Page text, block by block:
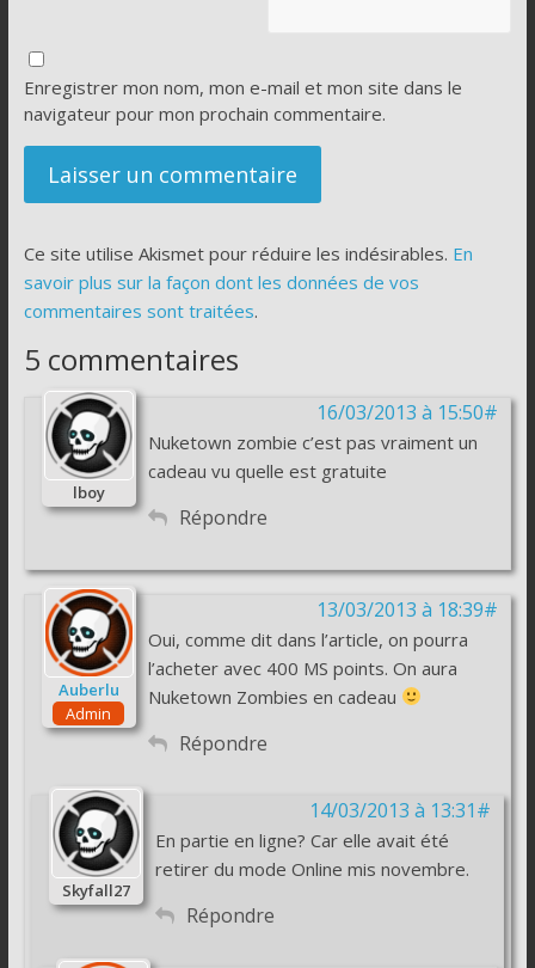
Enregistrer mon nom, mon e-mail et mon site dans le
navigateur pour mon prochain commentaire.
Ce site utilise Akismet pour réduire les indésirables. En
savoir plus sur la façon dont les données de vos
commentaires sont traitées.
5 commentaires
16/03/2013 à 15:50#
lboy
Nuketown zombie c’est pas vraiment un
cadeau vu quelle est gratuite
Répondre
13/03/2013 à 18:39#
Auberlu
Admin
Oui, comme dit dans l’article, on pourra
l’acheter avec 400 MS points. On aura
Nuketown Zombies en cadeau
Répondre
14/03/2013 à 13:31#
Skyfall27
En partie en ligne? Car elle avait été
retirer du mode Online mis novembre.
Répondre